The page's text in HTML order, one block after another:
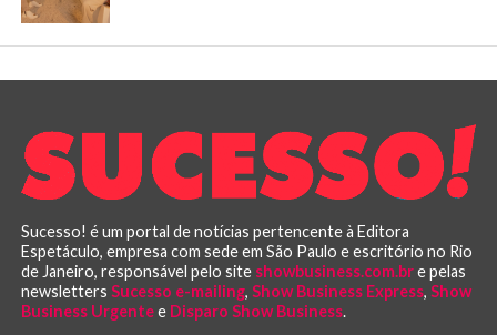
Sucesso! é um portal de notícias pertencente à Editora
Espetáculo, empresa com sede em São Paulo e escritório no Rio
de Janeiro, responsável pelo site showbusiness.com.bre pelas
newsletters Sucesso e-mailing, Show Business Express, Show
Business Urgentee Disparo Show Business.